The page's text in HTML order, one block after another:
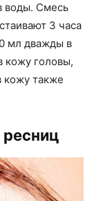
воды. Смесь
3 часа
мл дважды в
кожу головы,
кожу также